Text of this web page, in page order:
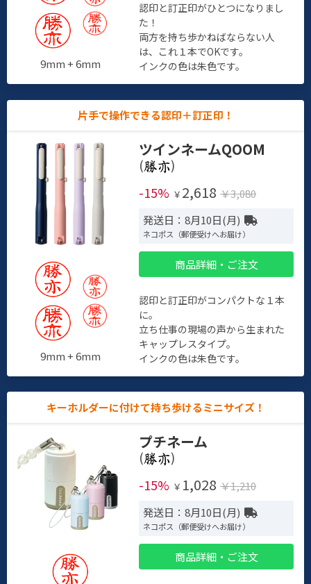
9mm + 6mm
認印と訂正印がひとつになりまし
た！
両方を持ち歩かねばならない人
は、これ１本でOKです。
インクの色は朱色です。
片手で操作できる認印＋訂正印！
9mm + 6mm
ツインネームQOOM
(
)
-15% ￥ 2,618 ￥3,080
発送日：8月10日(月)
ネコポス（郵便受けへお届け）
商品詳細・ご注文
認印と訂正印がコンパクトな１本
に。
立ち仕事の現場の声から生まれた
キャップレスタイプ。
インクの色は朱色です。
キーホルダーに付けて持ち歩けるミニサイズ！
プチネーム
(
)
-15% ￥ 1,028 ￥1,210
発送日：8月10日(月)
ネコポス（郵便受けへお届け）
商品詳細・ご注文